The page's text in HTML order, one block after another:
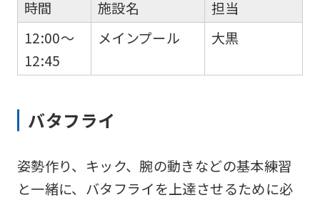
時間
12:00～
12:45
施設名
メインプール
担当
大黒
バタフライ
姿勢作り、キック、腕の動きなどの基本練習
と一緒に、バタフライを上達させるために必